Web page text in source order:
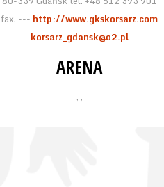
fax. --- http://www.gkskorsarz.com
korsarz_gdansk@o2.pl
ARENA
, ,